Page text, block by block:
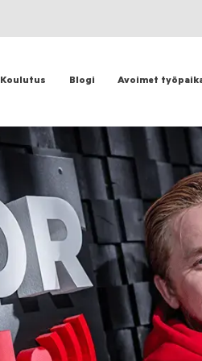
Koulutus Blogi Avoimet